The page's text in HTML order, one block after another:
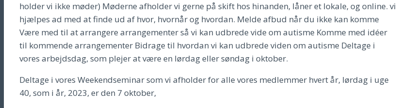
holder vi ikke møder) Møderne afholder vi gerne på skift hos hinanden, låner et lokale, og online. vi
hjælpes ad med at finde ud af hvor, hvornår og hvordan. Melde afbud når du ikke kan komme
Være med til at arrangere arrangementer så vi kan udbrede vide om autisme Komme med idéer
til kommende arrangementer Bidrage til hvordan vi kan udbrede viden om autisme Deltage i
vores arbejdsdag, som plejer at være en lørdag eller søndag i oktober.
Deltage i vores Weekendseminar som vi afholder for alle vores medlemmer hvert år, lørdag i uge
40, som i år, 2023, er den 7 oktober,